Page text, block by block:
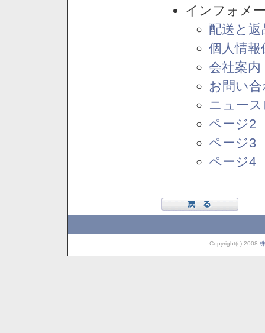
インフォメ
配送と
個人情報
会社案内
お問い
ニュー
ページ2
ページ3
ページ4
Copyright(c) 2008